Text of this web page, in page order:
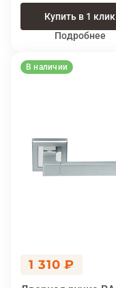
Купить в 1 клик
Подробнее
В наличии
1 310 ₽